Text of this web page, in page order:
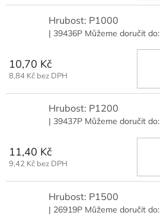
Hrubost: P1000
| 39436P Můžeme doručit do:
10,70 Kč
8,84 Kč bez DPH
Hrubost: P1200
| 39437P Můžeme doručit do:
11,40 Kč
9,42 Kč bez DPH
Hrubost: P1500
| 26919P Můžeme doručit do: